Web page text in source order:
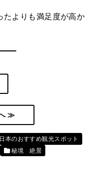
たよりも満足度が高か
≫
日本のおすすめ観光スポット
秘境 絶景